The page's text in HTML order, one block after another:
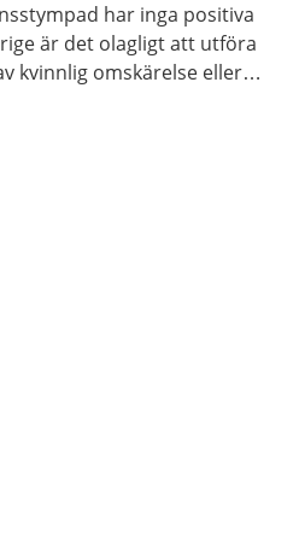
har inga positiva
är det olagligt att utföra
kvinnlig omskärelse eller